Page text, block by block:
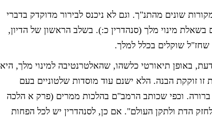
שונים מהתנ"ך. וגם לא ניכנס לבירור מדוקדק בדברי
מינוי מלך (סנהדרין כ:). בשלב הראשון של הדיון,
שוקלים בכלל למלך.
באופן תיאורטי כלשהו, שהאלטרנטיבה למינוי מלך, היא
זוקקת הבנה. הלא ישנם עוד מוסדות שלטוניים בעם
וכפי שכותב הרמב"ם בהלכות ממרים (פרק א הלכה
הדת ולתקן העולם". אם כן, לסנהדרין יש לכל הפחות